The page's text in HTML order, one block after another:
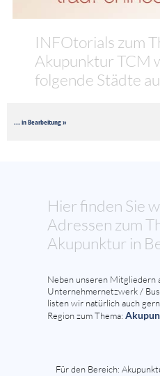
INFOtorials zum
Akupunktur TCM
folgende Städte
... in Bearbeitung »
Hier finden Sie
Adressen zum
Akupunktur in
Neben unseren Mitgliedern
Unternehmernetzwerk /
listen wir natürlich auch
Region zum Thema:
Für den Bereich: